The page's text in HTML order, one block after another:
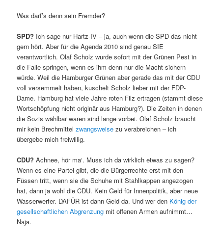
Was darf’s denn sein Fremder?
SPD? Ich sage nur Hartz-IV – ja, auch wenn die SPD das nicht
gern hört. Aber für die Agenda 2010 sind genau SIE
verantwortlich. Olaf Scholz wurde sofort mit der Grünen Pest in
die Falle springen, wenn es ihm denn nur die Macht sichern
würde. Weil die Hamburger Grünen aber gerade das mit der CDU
voll versemmelt haben, kuschelt Scholz lieber mit der FDP-
Dame. Hamburg hat viele Jahre roten Filz ertragen (stammt diese
Wortschöpfung nicht originär aus Hamburg?). Die Zeiten in denen
die Sozis wählbar waren sind lange vorbei. Olaf Scholz braucht
mir kein Brechmittelzwangsweise zu verabreichen – ich
übergebe mich freiwillig.
CDU? Achnee, hör ma‘. Muss ich da wirklich etwas zu sagen?
Wenn es eine Partei gibt, die die Bürgerrechte erst mit den
Füssen tritt, wenn sie die Schuhe mit Stahlkappen angezogen
hat, dann ja wohl die CDU. Kein Geld für Innenpolitik, aber neue
Wasserwerfer. DAFÜR ist dann Geld da. Und wer den König der
gesellschaftlichen Abgrenzung mit offenen Armen aufnimmt…
Naja.